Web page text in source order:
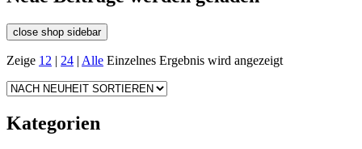
close shop sidebar
Zeige 12 | 24 | Alle Einzelnes Ergebnis wird angezeigt
Kategorien